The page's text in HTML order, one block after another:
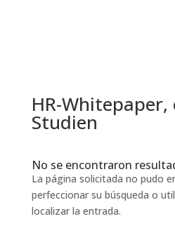
HR-Whitepaper,
Studien
No se encontraron
La página solicitada no pudo
perfeccionar su búsqueda o
localizar la entrada.